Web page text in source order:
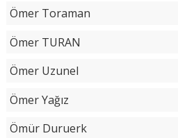
Ömer Toraman
Ömer TURAN
Ömer Uzunel
Ömer Yağız
Ömür Duruerk